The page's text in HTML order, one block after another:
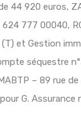
44 920 euros,
624 777 00040,
et Gestion
séquestre
– 89 rue
G. Assurance